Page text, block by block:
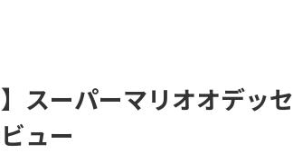
スーパーマリオオデッセ
ュー